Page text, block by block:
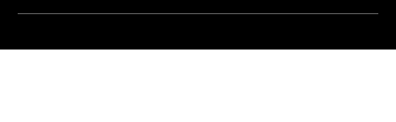
Esportes